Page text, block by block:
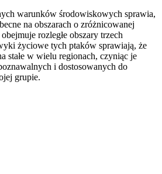
warunków środowiskowych sprawia,
na obszarach o zróżnicowanej
rozległe obszary trzech
życiowe tych ptaków sprawiają, że
stałe w wielu regionach, czyniąc je
i dostosowanych do
grupie.